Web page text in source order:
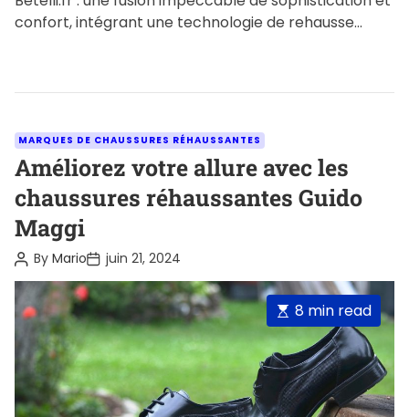
confort, intégrant une technologie de rehausse
C
a
e
g
o
r
i
e
s
MARQUES DE CHAUSSURES RÉHAUSSANTES
Améliorez votre allure avec les
chaussures réhaussantes Guido
Maggi
P
o
s
t
A
u
t
h
o
r
By MarioP
o
s
t
D
a
t
e
juin 21, 2024
E
s
t
m
8 min read